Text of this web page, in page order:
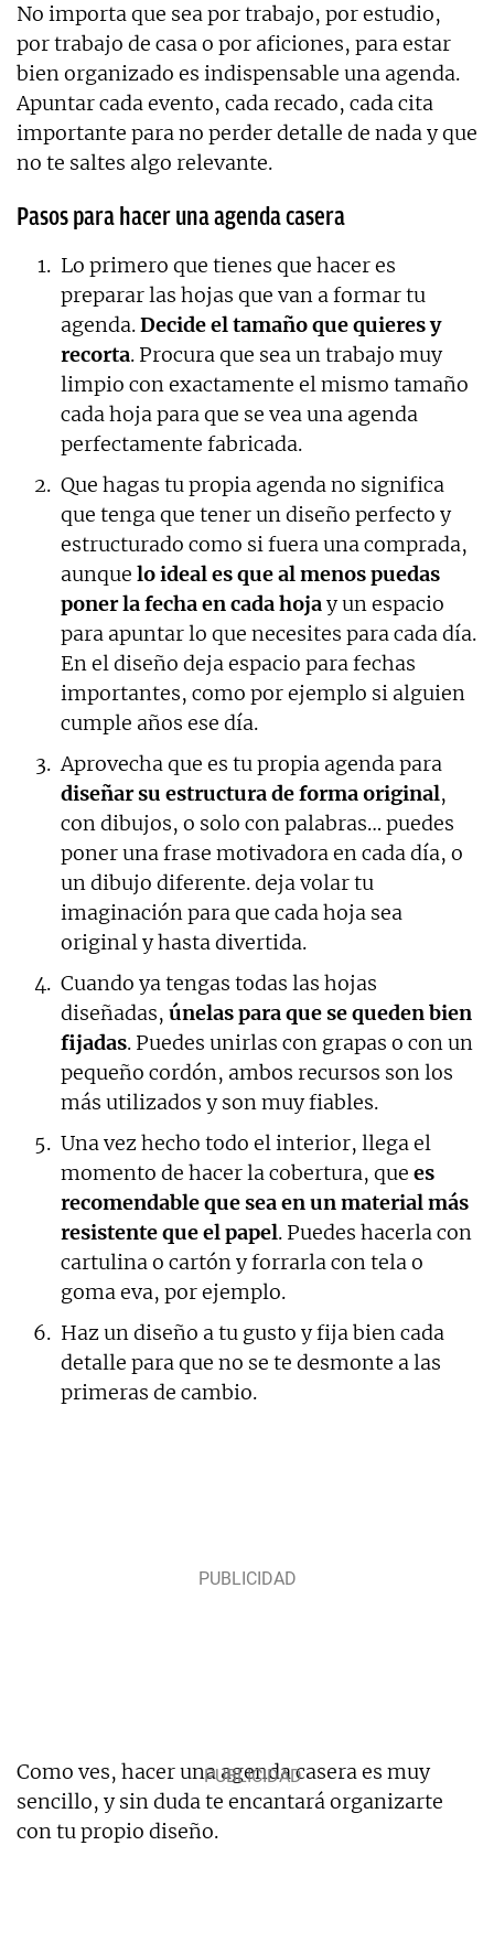
No importa que sea por trabajo, por estudio,
por trabajo de casa o por aficiones, para estar
bien organizado es indispensable una agenda.
Apuntar cada evento, cada recado, cada cita
importante para no perder detalle de nada y que
no te saltes algo relevante.
Pasos para hacer una agenda casera
Lo primero que tienes que hacer es
preparar las hojas que van a formar tu
agenda.Decide el tamaño que quieres y
recorta. Procura que sea un trabajo muy
limpio con exactamente el mismo tamaño
cada hoja para que se vea una agenda
perfectamente fabricada.
Que hagas tu propia agenda no significa
que tenga que tener un diseño perfecto y
estructurado como si fuera una comprada,
aunque lo ideal es que al menos puedas
poner la fecha en cada hojay un espacio
para apuntar lo que necesites para cada día.
En el diseño deja espacio para fechas
importantes, como por ejemplo si alguien
cumple años ese día.
Aprovecha que es tu propia agenda para
diseñar su estructura de forma original,
con dibujos, o solo con palabras… puedes
poner una frase motivadora en cada día, o
un dibujo diferente. deja volar tu
imaginación para que cada hoja sea
original y hasta divertida.
Cuando ya tengas todas las hojas
diseñadas, únelas para que se queden bien
fijadas. Puedes unirlas con grapas o con un
pequeño cordón, ambos recursos son los
más utilizados y son muy fiables.
Una vez hecho todo el interior, llega el
momento de hacer la cobertura, que es
recomendable que sea en un material más
resistente que el papel. Puedes hacerla con
cartulina o cartón y forrarla con tela o
goma eva, por ejemplo.
Haz un diseño a tu gusto y fija bien cada
detalle para que no se te desmonte a las
primeras de cambio.
Como ves, hacer una agenda casera es muy
sencillo, y sin duda te encantará organizarte
con tu propio diseño.